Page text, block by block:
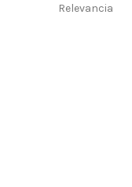
Relevancia